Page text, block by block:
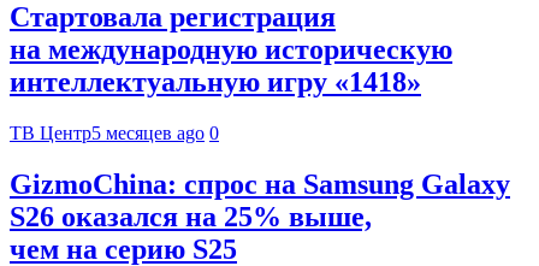
Стартовала регистрация
на международную историческую
интеллектуальную игру «1418»
ТВ Центр5 месяцев ago 0
GizmoChina: спрос на Samsung Galaxy
S26 оказался на 25% выше,
чем на серию S25